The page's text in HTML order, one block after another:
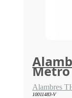
Metro
Alambres
10011483-V